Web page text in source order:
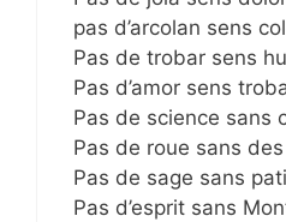
pas d’arcolan sens
Pas de trobar sens
Pas d’amor sens
Pas de science sans
Pas de roue sans
Pas de sage sans
Pas d’esprit sans